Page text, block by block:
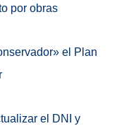
por obras
el Plan
el DNI y